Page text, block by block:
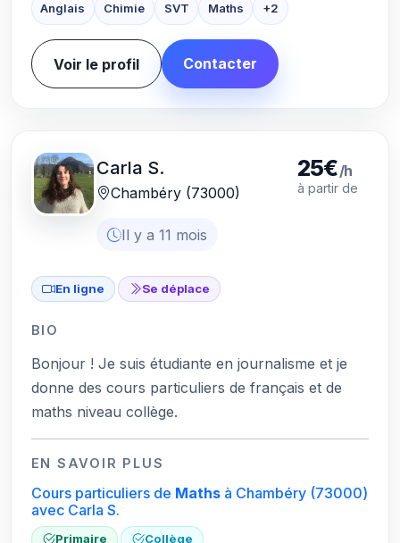
Anglais Chimie SVT Maths +2
Voir le profil Contacter
Carla S.
Chambéry (73000)
Il y a 11 mois
25€/h
à partir de
En ligne Se déplace
BIO
Bonjour ! Je suis étudiante en journalisme et je
donne des cours particuliers de français et de
maths niveau collège.
EN SAVOIR PLUS
Cours particuliers de Mathsà Chambéry (73000)
avec Carla S.
Primaire Collège